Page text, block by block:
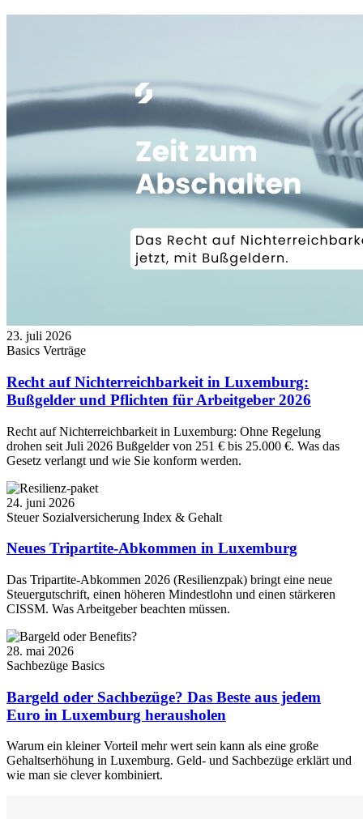
23. juli 2026
Basics Verträge
Recht auf Nichterreichbarkeit in Luxemburg:
Bußgelder und Pflichten für Arbeitgeber 2026
Recht auf Nichterreichbarkeit in Luxemburg: Ohne Regelung
drohen seit Juli 2026 Bußgelder von 251 € bis 25.000 €. Was das
Gesetz verlangt und wie Sie konform werden.
24. juni 2026
Steuer Sozialversicherung Index & Gehalt
Neues Tripartite-Abkommen in Luxemburg
Das Tripartite-Abkommen 2026 (Resilienzpak) bringt eine neue
Steuergutschrift, einen höheren Mindestlohn und einen stärkeren
CISSM. Was Arbeitgeber beachten müssen.
28. mai 2026
Sachbezüge Basics
Bargeld oder Sachbezüge? Das Beste aus jedem
Euro in Luxemburg herausholen
Warum ein kleiner Vorteil mehr wert sein kann als eine große
Gehaltserhöhung in Luxemburg. Geld- und Sachbezüge erklärt und
wie man sie clever kombiniert.